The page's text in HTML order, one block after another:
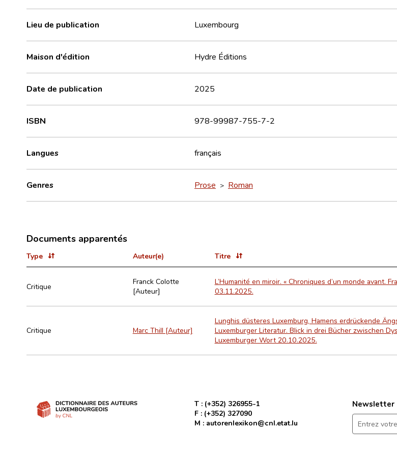
Lieu de publication Luxembourg
Maison d'édition Hydre Éditions
Date de publication 2025
ISBN 978-99987-755-7-2
Langues français
Genres Prose > Roman
Documents apparentés
Type Auteur(e) Titre
Critique
Franck Colotte
[Auteur]
L’Humanité en miroir. « Chroniques d’un monde avant.
03.11.2025.
Critique Marc Thill [Auteur]
Lunghis düsteres Luxemburg, Hamens erdrückende
Luxemburger Literatur. Blick in drei Bücher zwischen
Luxemburger Wort 20.10.2025.
T : (+352) 326955-1
F : (+352) 327090
M : autorenlexikon@cnl.etat.lu
Newsletter